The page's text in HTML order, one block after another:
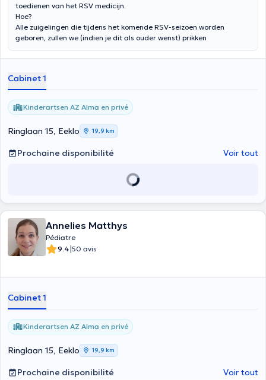
toedienen van het RSV medicijn.
Hoe?
Alle zuigelingen die tijdens het komende RSV-seizoen worden
geboren, zullen we (indien je dit als ouder wenst) prikken
Alle zuigelingen geboren tussen 1 april 2024 en 7 oktober 2024.
‘prikmomenten’ bij één van de 4 kinderartsen vanaf 7 oktober 2024.
Cabinet 1
Kinderartsen AZ Alma en privé
Ringlaan 15, Eeklo 19,9 km
Prochaine disponibilité Voir tout
Annelies Matthys
Pédiatre
9.4|50 avis
Cabinet 1
Kinderartsen AZ Alma en privé
Ringlaan 15, Eeklo 19,9 km
Prochaine disponibilité Voir tout